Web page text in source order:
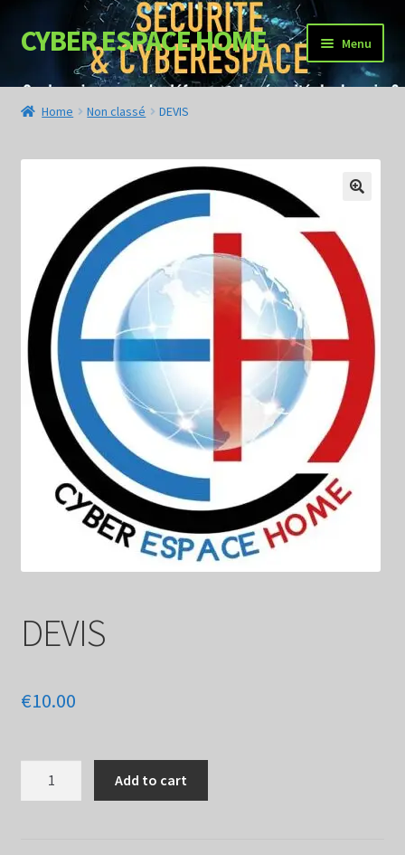
CYBER ESPACE HOME Menu
NOS SERVICES
Home Non classé DEVIS
DEVIS
€10.00
Add to cart